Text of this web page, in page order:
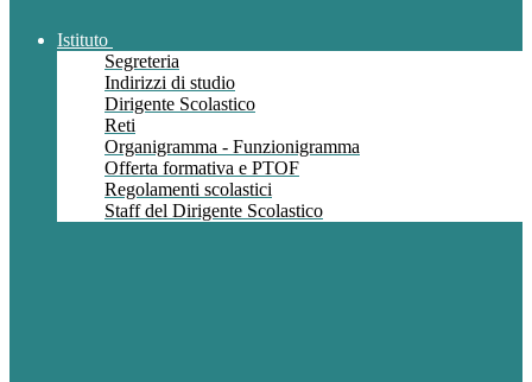
Istituto
Segreteria
Indirizzi di studio
Dirigente Scolastico
Reti
Organigramma - Funzionigramma
Offerta formativa e PTOF
Regolamenti scolastici
Staff del Dirigente Scolastico